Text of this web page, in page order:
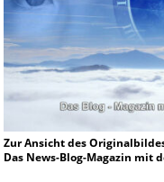
Zur Ansicht des
Das News-Blog-Magazin mit